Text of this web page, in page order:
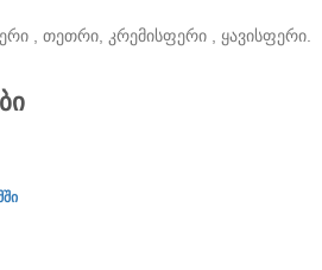
, თეთრი, კრემისფერი , ყავისფერი.